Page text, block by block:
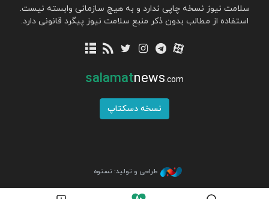
سلامت نیوز نسخه چاپی ندارد و به هیچ سازمانی وابسته نیست.
استفاده از مطالب بدون ذکر منبع سلامت نیوز پیگرد قانونی دارد.
salamatnews.com
نسخه دسکتاپ
طراحی و تولید: نستوه